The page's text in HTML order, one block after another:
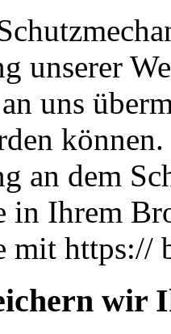
unserer
uns
an dem
in Ihrem
mit
wir